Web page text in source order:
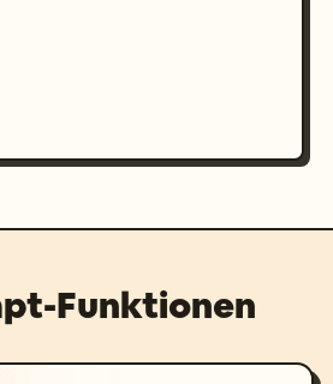
Funktionen